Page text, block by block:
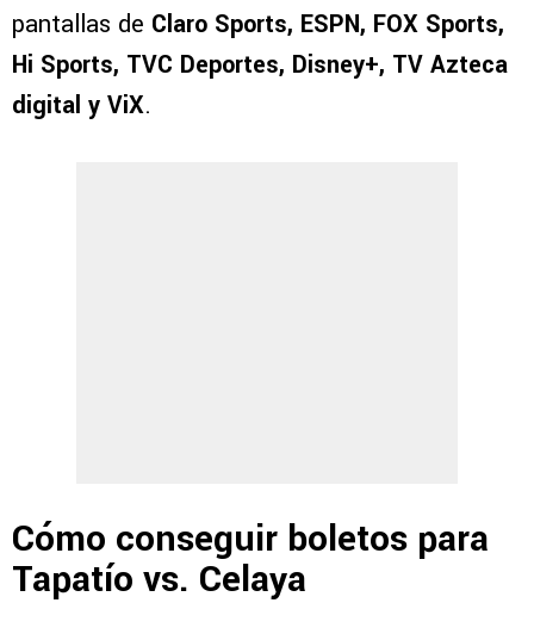
pantallas de Claro Sports, ESPN, FOX Sports,
Hi Sports, TVC Deportes, Disney+, TV Azteca
digital y ViX.
Cómo conseguir boletos para
Tapatío vs. Celaya